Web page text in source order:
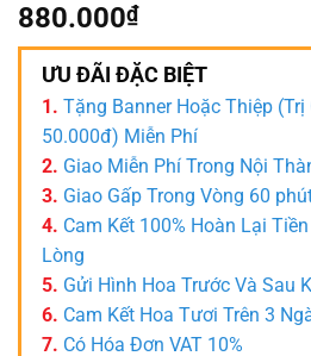
880.000₫
ƯU ĐÃI ĐẶC BIỆT
1. Tặng Banner Hoặc Thiệp
50.000đ) Miễn Phí
2. Giao Miễn Phí Trong Nội
3. Giao Gấp Trong Vòng 60
4. Cam Kết 100% Hoàn Lại
Lòng
5. Gửi Hình Hoa Trước Và Sau
6. Cam Kết Hoa Tươi Trên 3
7. Có Hóa Đơn VAT 10%